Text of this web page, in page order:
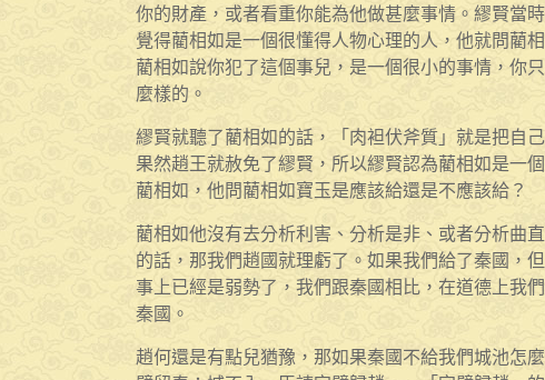
你的財產，或者看重你能為他做甚麼事情。繆賢當
覺得藺相如是一個很懂得人物心理的人，他就問藺
藺相如說你犯了這個事兒，是一個很小的事情，你
麼樣的。
繆賢就聽了藺相如的話，「肉袒伏斧質」就是把自
果然趙王就赦免了繆賢，所以繆賢認為藺相如是一
藺相如，他問藺相如寶玉是應該給還是不應該給？
藺相如他沒有去分析利害、分析是非、或者分析曲
的話，那我們趙國就理虧了。如果我們給了秦國，
事上已經是弱勢了，我們跟秦國相比，在道德上我
秦國。
趙何還是有點兒猶豫，那如果秦國不給我們城池怎